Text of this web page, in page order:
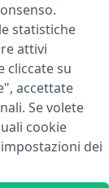
statistiche
attivi
cliccate su
accettate
Se volete
cookie
dei